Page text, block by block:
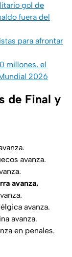
gol de
fuera del
para afrontar
millones, el
2026
de Final y
avanza.
avanza.
avanza.
avanza.
en penales.